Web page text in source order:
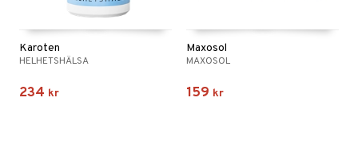
Karoten
HELHETSHÄLSA
234 kr
Maxosol
MAXOSOL
159 kr